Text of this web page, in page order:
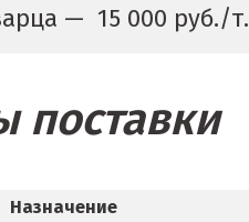
— 15 000 руб./т.
поставки
Назначение